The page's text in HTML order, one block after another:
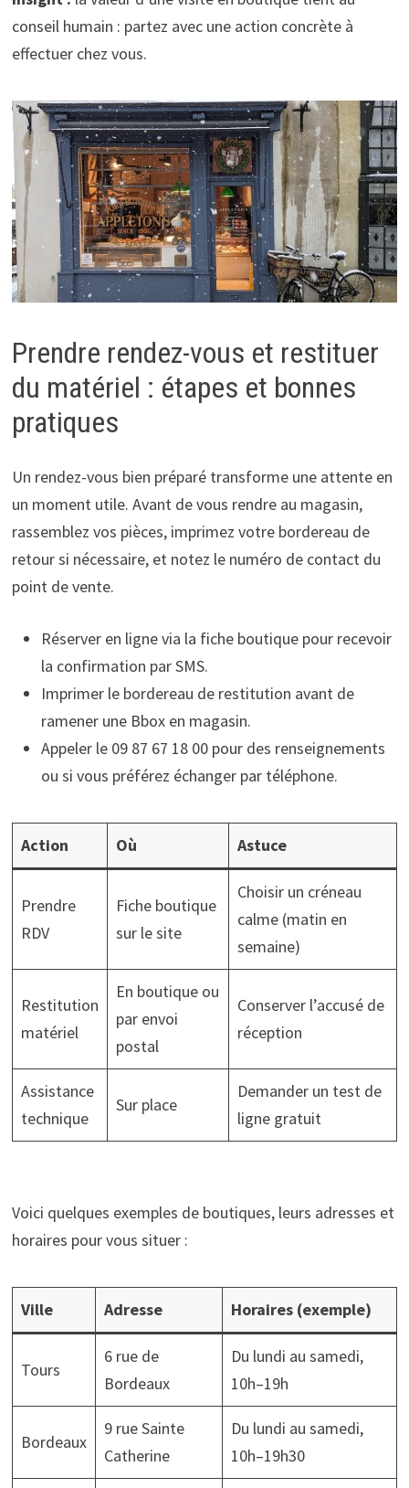
conseil humain : partez avec une action concrète à
effectuer chez vous.
Prendre rendez-vous et restituer
du matériel : étapes et bonnes
pratiques
Un rendez-vous bien préparé transforme une attente en
un moment utile. Avant de vous rendre au magasin,
rassemblez vos pièces, imprimez votre bordereau de
retour si nécessaire, et notez le numéro de contact du
point de vente.
Réserver en ligne via la fiche boutique pour recevoir
la confirmation par SMS.
Imprimer le bordereau de restitution avant de
ramener une Bbox en magasin.
Appeler le 09 87 67 18 00 pour des renseignements
ou si vous préférez échanger par téléphone.
Action Où Astuce
Prendre
RDV
Fiche boutique
sur le site
Choisir un créneau
calme (matin en
semaine)
Restitution
matériel
En boutique ou
par envoi
postal
Conserver l’accusé de
réception
Assistance
technique
Sur place
Demander un test de
ligne gratuit
Voici quelques exemples de boutiques, leurs adresses et
horaires pour vous situer :
Ville Adresse Horaires (exemple)
Tours
6 rue de
Bordeaux
Du lundi au samedi,
10h–19h
Bordeaux
9 rue Sainte
Catherine
Du lundi au samedi,
10h–19h30